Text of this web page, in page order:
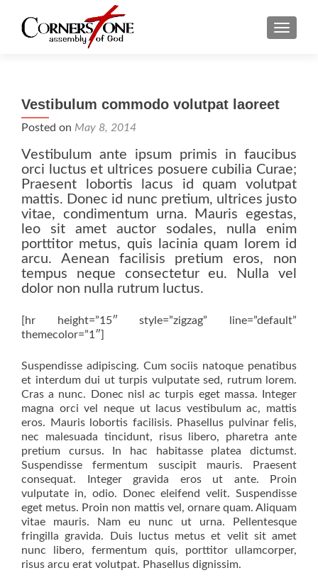
Vestibulum commodo volutpat laoreet
Posted on May 8, 2014
Vestibulum ante ipsum primis in faucibus
orci luctus et ultrices posuere cubilia Curae;
Praesent lobortis lacus id quam volutpat
mattis. Donec id nunc pretium, ultrices justo
vitae, condimentum urna. Mauris egestas,
leo sit amet auctor sodales, nulla enim
porttitor metus, quis lacinia quam lorem id
arcu. Aenean facilisis pretium eros, non
tempus neque consectetur eu. Nulla vel
dolor non nulla rutrum luctus.
[hr height=”15″ style=”zigzag” line=”default”
themecolor=”1″]
Suspendisse adipiscing. Cum sociis natoque penatibus
et interdum dui ut turpis vulputate sed, rutrum lorem.
Cras a nunc. Donec nisl ac turpis eget massa. Integer
magna orci vel neque ut lacus vestibulum ac, mattis
eros. Mauris lobortis facilisis. Phasellus pulvinar felis,
nec malesuada tincidunt, risus libero, pharetra ante
pretium cursus. In hac habitasse platea dictumst.
Suspendisse fermentum suscipit mauris. Praesent
consequat. Integer gravida eros ut ante. Proin
vulputate in, odio. Donec eleifend velit. Suspendisse
eget metus. Proin non mattis vel, ornare quam. Aliquam
vitae mauris. Nam eu nunc ut urna. Pellentesque
fringilla gravida. Duis luctus metus et velit sit amet
nunc libero, fermentum quis, porttitor ullamcorper,
risus arcu erat volutpat. Phasellus dignissim.